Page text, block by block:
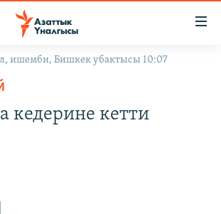
ишемби, Бишкек убактысы 10:07
кедерине кетти